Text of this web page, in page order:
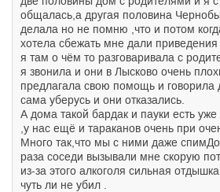
общалась,а другая половина
делала но не помню ,что и потом
хотела сбежать мне дали
я там о чём то разговаривала с
я звонила и они в Лысково очень
предлагала свою помощь и говорила
сама уберусь и они отказались.
А дома такой бардак и пауки есть уже
,у нас ещё и тараканов очень при
Много так,что мы с ними даже
раза соседи вызывали мне скорую
из-за этого алкоголя сильная
чуть ли не убил .